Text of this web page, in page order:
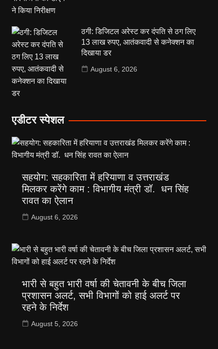
ठगी: डिजिटल अरेस्ट कर दंपति से ठग लिए
13 लाख रुपए, आतंकवादी से कनेक्शन का
दिखाया डर
August 6, 2026
एडीटर स्पेशल
सहयोग: सहकारिता में हरियाणा व उत्तराखंड
मिलकर करेंगे काम : विभागीय मंत्री डॉ. धन सिंह
रावत का ऐलान
August 6, 2026
भारी से बहुत भारी वर्षा की चेतावनी के बीच जिला
प्रशासन अलर्ट, सभी विभागों को हाई अलर्ट पर
रहने के निर्देश
August 5, 2026